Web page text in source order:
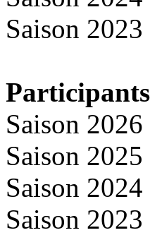
Saison
Participants
Saison
Saison
Saison
Saison